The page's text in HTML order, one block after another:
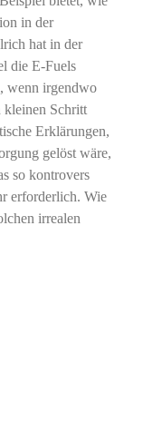
in der
hat in der
die E-Fuels
wenn irgendwo
kleinen Schritt
Erklärungen,
gelöst wäre,
so kontrovers
erforderlich. Wie
irrealen